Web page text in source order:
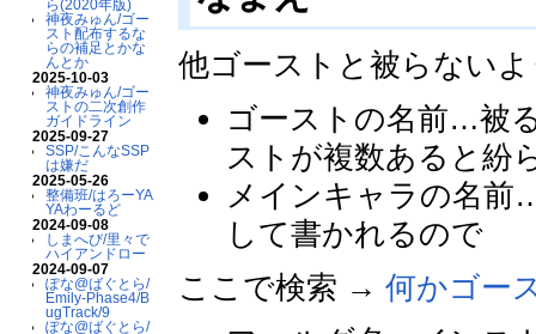
ら(2020年版)
神夜みゅん/ゴー
スト配布するな
らの補足とかな
んとか
2025-10-03
神夜みゅん/ゴー
ストの二次創作
ガイドライン
2025-09-27
SSP/こんなSSP
は嫌だ
2025-05-26
整備班/はろーYA
YAわーるど
2024-09-08
しまへび/里々で
ハイアンドロー
2024-09-07
ぽな@ばぐとら/
Emily-Phase4/B
ugTrack/9
ぽな@ばぐとら/
他ゴーストと被らない
ゴーストの名前…被
ストが複数あると紛
メインキャラの名前
して書かれるので
ここで検索 →何かゴー